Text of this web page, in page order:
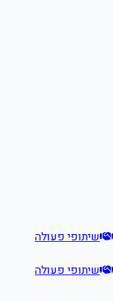
שיתופי פעולה
שיתופי פעולה